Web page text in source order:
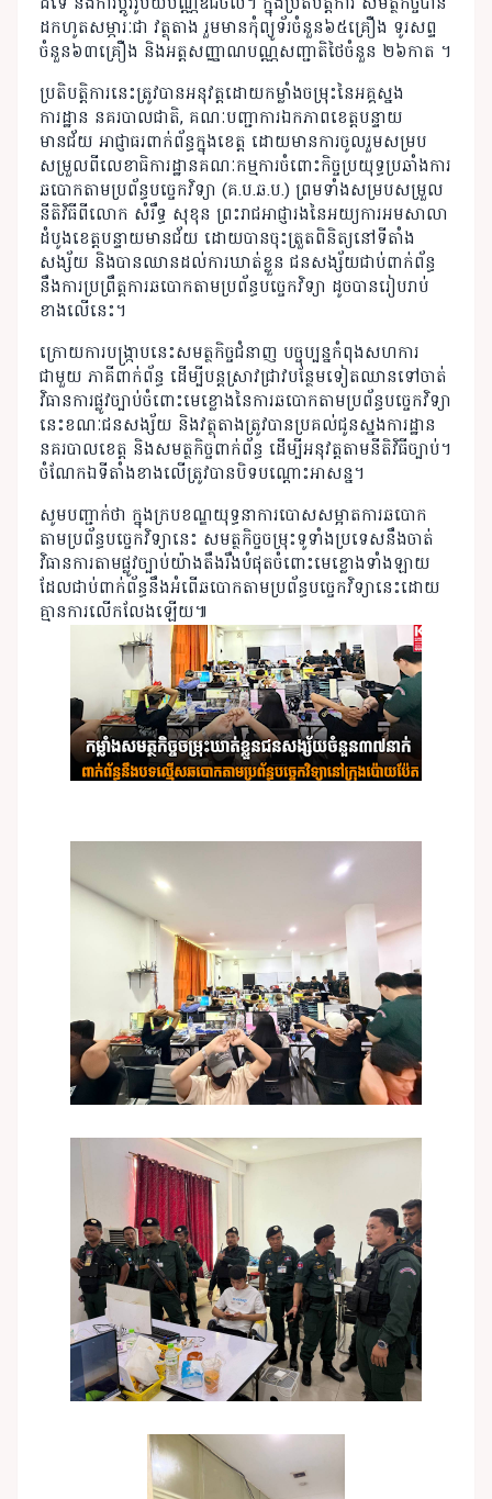
ដកហូតសម្ភារៈជា វត្ថុតាង រួមមានកុំព្យូទ័រចំនួន៦៥គ្រឿង ទូរសព្ទ
ចំនួន៦៣គ្រឿង និងអត្តសញ្ញាណបណ្ណសញ្ជាតិថៃចំនួន ២៦កាត ។
ប្រតិបត្តិការនេះត្រូវបានអនុវត្តដោយកម្លាំងចម្រុះនៃអគ្គស្នង
ការដ្ឋាន នគរបាលជាតិ, គណៈបញ្ជាការឯកភាពខេត្តបន្ទាយ
មានជ័យ អាជ្ញាធរពាក់ព័ន្ធក្នុងខេត្ត ដោយមានការចូលរួមសម្រប
សម្រួលពីលេខាធិការដ្ឋានគណៈកម្មការចំពោះកិច្ចប្រយុទ្ធប្រឆាំងការ
ឆបោកតាមប្រព័ន្ធបច្ចេកវិទ្យា (គ.ប.ឆ.ប.) ព្រមទាំងសម្របសម្រួល
នីតិវិធីពីលោក សំរឹទ្ធ សុខុន ព្រះរាជអាជ្ញារងនៃអយ្យការអមសាលា
ដំបូងខេត្តបន្ទាយមានជ័យ ដោយបានចុះត្រួតពិនិត្យនៅទីតាំង
សង្ស័យ និងបានឈានដល់ការឃាត់ខ្លួន ជនសង្ស័យជាប់ពាក់ព័ន្ធ
នឹងការប្រព្រឹត្តការឆបោកតាមប្រព័ន្ធបច្ចេកវិទ្យា ដូចបានរៀបរាប់
ខាងលើនេះ។
ក្រោយការបង្រ្កាបនេះសមត្ថកិច្ចជំនាញ បច្ចុប្បន្នកំពុងសហការ
ជាមួយ ភាគីពាក់ព័ន្ធ ដើម្បីបន្តស្រាវជ្រាវបន្ថែមទៀតឈានទៅចាត់
វិធានការផ្លូវច្បាប់ចំពោះមេខ្លោងនៃការឆបោកតាមប្រព័ន្ធបច្ចេកវិទ្យា
នេះខណៈជនសង្ស័យ និងវត្ថុតាងត្រូវបានប្រគល់ជូនស្នងការដ្ឋាន
នគរបាលខេត្ត និងសមត្ថកិច្ចពាក់ព័ន្ធ ដើម្បីអនុវត្តតាមនីតិវិធីច្បាប់។
ចំណែកឯទីតាំងខាងលើត្រូវបានបិទបណ្តោះអាសន្ន។
សូមបញ្ជាក់ថា ក្នុងក្របខណ្ឌយុទ្ធនាការបោសសម្អាតការឆបោក
តាមប្រព័ន្ធបច្ចេកវិទ្យានេះ សមត្ថកិច្ចចម្រុះទូទាំងប្រទេសនឹងចាត់
វិធានការតាមផ្លូវច្បាប់យ៉ាងតឹងរឹងបំផុតចំពោះមេខ្លោងទាំងឡាយ
ដែលជាប់ពាក់ព័ន្ធនឹងអំពើឆបោកតាមប្រព័ន្ធបច្ចេកវិទ្យានេះដោយ
គ្មានការលើកលែងឡើយ៕